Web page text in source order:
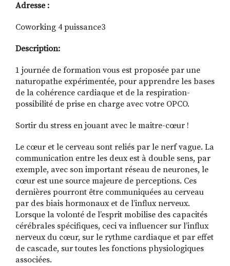
Adresse :
Coworking 4 puissance3
Description:
1 journée de formation vous est proposée par une
naturopathe expérimentée, pour apprendre les bases
de la cohérence cardiaque et de la respiration-
possibilité de prise en charge avec votre OPCO.
Sortir du stress en jouant avec le maitre-cœur !
Le cœur et le cerveau sont reliés par le nerf vague. La
communication entre les deux est à double sens, par
exemple, avec son important réseau de neurones, le
cœur est une source majeure de perceptions. Ces
dernières pourront être communiquées au cerveau
par des biais hormonaux et de l’influx nerveux.
Lorsque la volonté de l’esprit mobilise des capacités
cérébrales spécifiques, ceci va influencer sur l’influx
nerveux du cœur, sur le rythme cardiaque et par effet
de cascade, sur toutes les fonctions physiologiques
associées.